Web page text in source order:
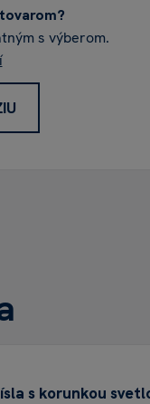
s výberom.
s korunkou